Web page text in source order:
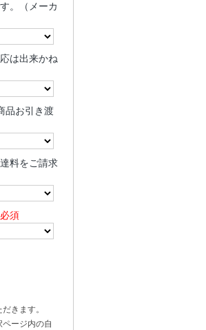
。（メーカ
は出来かね
品お引き渡
料をご請求
必須
きます。
ージ内の自